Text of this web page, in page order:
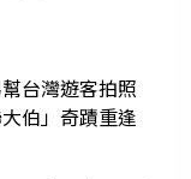
台灣遊客拍照
伯」奇蹟重逢